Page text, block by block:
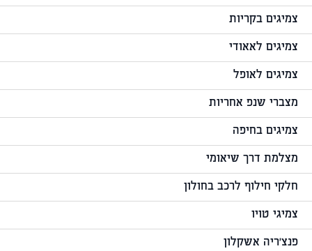
צמיגים בקריות
צמיגים לאאודי
צמיגים לאופל
מצברי שנפ אחריות
צמיגים בחיפה
מצלמת דרך שיאומי
חלקי חילוף לרכב בחולון
צמיגי טויו
פנצ'ריה אשקלון